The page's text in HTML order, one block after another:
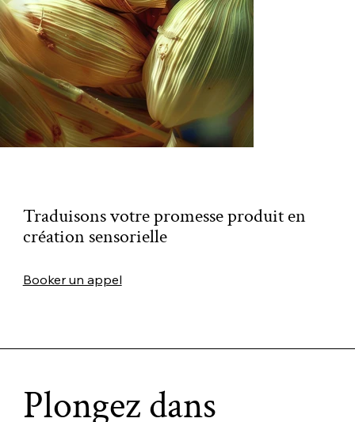
Traduisons votre promesse produit en
création sensorielle
Booker un appel
Plongez dans